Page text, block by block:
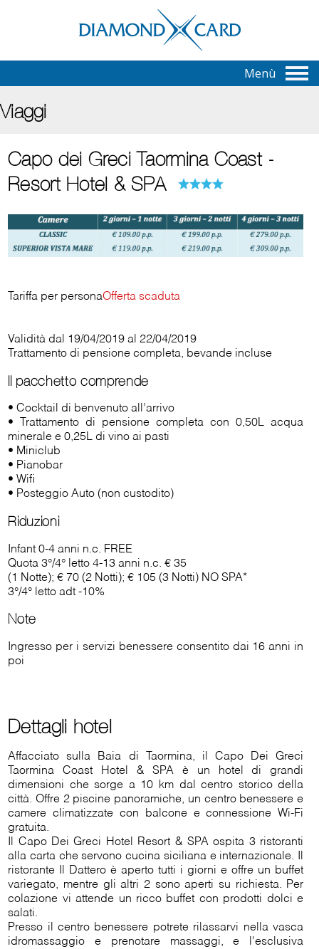
Menù
Viaggi
Capo dei Greci Taormina Coast -
Resort Hotel & SPA
Tariffa per personaOfferta scaduta
Validità dal 19/04/2019 al 22/04/2019
Trattamento di pensione completa, bevande incluse
Il pacchetto comprende
• Cocktail di benvenuto all’arrivo
• Trattamento di pensione completa con 0,50L acqua
minerale e 0,25L di vino ai pasti
• Miniclub
• Pianobar
• Wifi
• Posteggio Auto (non custodito)
Riduzioni
Infant 0-4 anni n.c. FREE
Quota 3°/4° letto 4-13 anni n.c. € 35
(1 Notte); € 70 (2 Notti); € 105 (3 Notti) NO SPA*
3°/4° letto adt -10%
Note
Ingresso per i servizi benessere consentito dai 16 anni in
poi
Dettagli hotel
Affacciato sulla Baia di Taormina, il Capo Dei Greci
Taormina Coast Hotel & SPA è un hotel di grandi
dimensioni che sorge a 10 km dal centro storico della
città. Offre 2 piscine panoramiche, un centro benessere e
camere climatizzate con balcone e connessione Wi-Fi
gratuita.
Il Capo Dei Greci Hotel Resort & SPA ospita 3 ristoranti
alla carta che servono cucina siciliana e internazionale. Il
ristorante Il Dattero è aperto tutti i giorni e offre un buffet
variegato, mentre gli altri 2 sono aperti su richiesta. Per
colazione vi attende un ricco buffet con prodotti dolci e
salati.
Presso il centro benessere potrete rilassarvi nella vasca
idromassaggio e prenotare massaggi, e l'esclusiva